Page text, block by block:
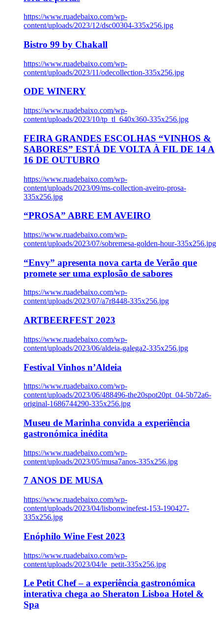
https://www.ruadebaixo.com/wp-
content/uploads/2023/12/dsc00304-335x256.jpg
Bistro 99 by Chakall
https://www.ruadebaixo.com/wp-
content/uploads/2023/11/odecollection-335x256.jpg
ODE WINERY
https://www.ruadebaixo.com/wp-
content/uploads/2023/10/tp_tl_640x360-335x256.jpg
FEIRA GRANDES ESCOLHAS “VINHOS &
SABORES” ESTÁ DE VOLTA À FIL DE 14 A
16 DE OUTUBRO
https://www.ruadebaixo.com/wp-
content/uploads/2023/09/ms-collection-aveiro-prosa-
335x256.jpg
“PROSA” ABRE EM AVEIRO
https://www.ruadebaixo.com/wp-
content/uploads/2023/07/sobremesa-golden-hour-335x256.jpg
“Envy” apresenta nova carta de Verão que
promete ser uma explosão de sabores
https://www.ruadebaixo.com/wp-
content/uploads/2023/07/a7r8448-335x256.jpg
ARTBEERFEST 2023
https://www.ruadebaixo.com/wp-
content/uploads/2023/06/aldeia-galega2-335x256.jpg
Festival Vinhos n’Aldeia
https://www.ruadebaixo.com/wp-
content/uploads/2023/06/488496-the20spot20pt_04-5b72a6-
original-1686744290-335x256.jpg
Museu de Marinha convida a experiência
gastronómica inédita
https://www.ruadebaixo.com/wp-
content/uploads/2023/05/musa7anos-335x256.jpg
7 ANOS DE MUSA
https://www.ruadebaixo.com/wp-
content/uploads/2023/04/lisbonwinefest-153-190427-
335x256.jpg
Enóphilo Wine Fest 2023
https://www.ruadebaixo.com/wp-
content/uploads/2023/04/le_petit-335x256.jpg
Le Petit Chef – a experiência gastronómica
interativa chega ao Sheraton Lisboa Hotel &
Spa